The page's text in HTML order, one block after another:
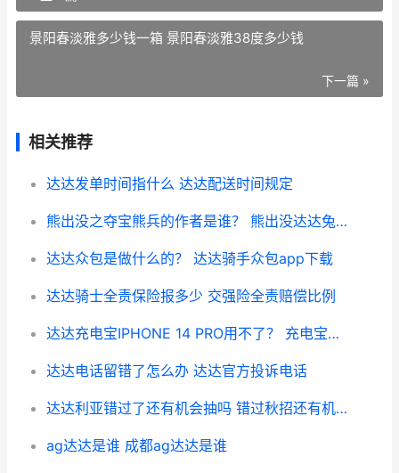
景阳春淡雅多少钱一箱 景阳春淡雅38度多少钱
下一篇 »
相关推荐
达达发单时间指什么 达达配送时间规定
熊出没之夺宝熊兵的作者是谁？ 熊出没达达兔免费观看
达达众包是做什么的？ 达达骑手众包app下载
达达骑士全责保险报多少 交强险全责赔偿比例
达达充电宝IPHONE 14 PRO用不了？ 充电宝无法冲苹果手机
达达电话留错了怎么办 达达官方投诉电话
达达利亚错过了还有机会抽吗 错过秋招还有机会吗
ag达达是谁 成都ag达达是谁